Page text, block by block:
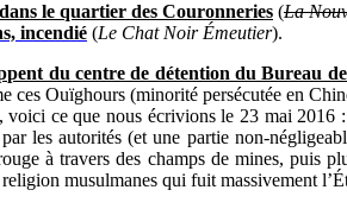
le quartier des Couronneries (La
incendié (Le Chat Noir Émeutier).
du centre de détention du Bureau
ces Ouïghours (minorité persécutée en
ce que nous écrivions le 23 mai 2016
les autorités (et une partie non-
à travers des champs de mines,
musulmanes qui fuit massivement